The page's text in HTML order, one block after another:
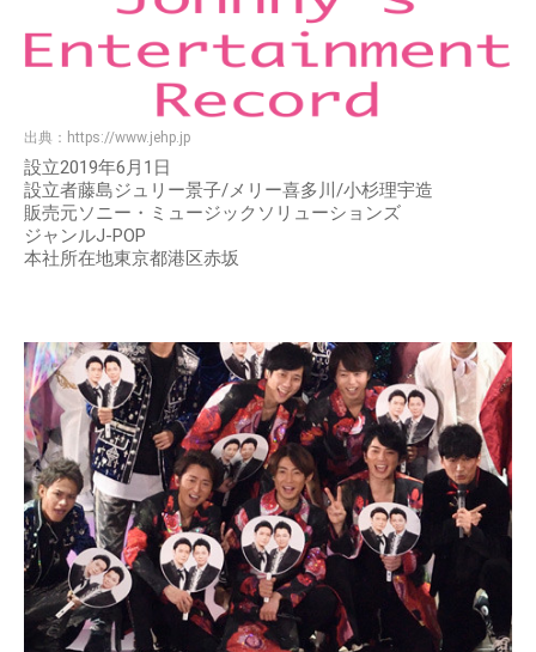
出典： https://www.jehp.jp
設立2019年6月1日
設立者藤島ジュリー景子/メリー喜多川/小杉理宇造
販売元ソニー・ミュージックソリューションズ
ジャンルJ-POP
本社所在地東京都港区赤坂